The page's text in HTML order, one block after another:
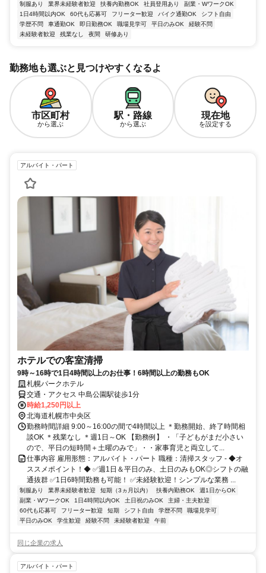
制服あり 業界未経験者歓迎 扶養内勤務OK 社員登用あり
副業・WワークOK
1日4時間以内OK
60代も応募可 フリーター歓迎 バイク通勤OK
シフト自由
学歴不問
車通勤OK 即日勤務OK 職場見学可 平日のみOK
経験不問
未経験者歓迎
残業なし 夜間 研修あり
勤務地も選ぶと見つけやすくなるよ
市区町村
から選ぶ
駅・路線
から選ぶ
現在地
を設定する
アルバイト・パート
ホテルでの客室清掃
9時～16時で1日4時間以上のお仕事！6時間以上の勤務もOK
札幌パークホテル
交通・アクセス 中島公園駅徒歩1分
時給1,250円以上
北海道札幌市中央区
勤務時間詳細 9:00～16:00の間で4時間以上 ＊勤務開始、終了時間相
談OK ＊残業なし ＊週1日～OK 【勤務例】 ・「子どもがまだ小さい
ので、平日の短時間＋土曜のみで」・・家事育児と両立して...
仕事内容 雇用形態：アルバイト・パート 職種：清掃スタッフ - ◆オ
ススメポイント！◆ ✅週1日＆平日のみ、土日のみもOK◎シフトの融
通抜群 ✅1日6時間勤務も可能！ ✅未経験歓迎！シンプルな業務 ...
制服あり 業界未経験者歓迎 短期（3ヵ月以内） 扶養内勤務OK
週1日からOK
副業・WワークOK
1日4時間以内OK 土日祝のみOK
主婦・主夫歓迎
60代も応募可
フリーター歓迎 短期 シフト自由 学歴不問
職場見学可
平日のみOK
学生歓迎 経験不問 未経験者歓迎 午前
同じ企業の求人
アルバイト・パート